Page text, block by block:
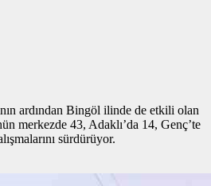
ardından Bingöl ilinde de etkili olan
merkezde 43, Adaklı’da 14, Genç’te
sürdürüyor.